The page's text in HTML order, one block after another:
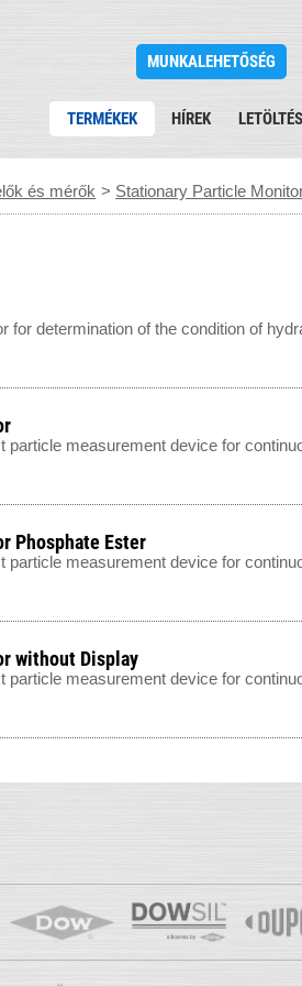
MUNKALEHETŐSÉG
TERMÉKEK HÍREK LETÖLTÉS
és mérők > Stationary Particle
for determination of the condition of
measurement device for
Phosphate Ester
measurement device for
without Display
measurement device for